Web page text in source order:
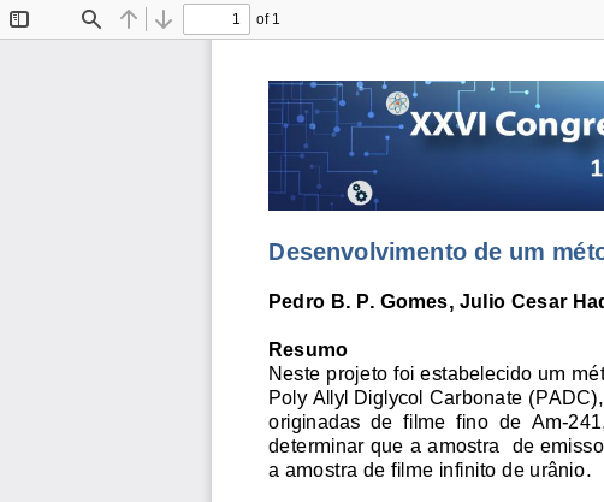
Find Previous
Next
of 1
Desenvolvimento de um
Pedro B. P. Gomes , Julio Cesar
Resumo
Neste projeto foi estabelecido um
Poly Allyl Diglycol Carbonate
originadas  de  filme  fino de  Am-
determinar que a amostra de
a amostra de filme infinito de urânio